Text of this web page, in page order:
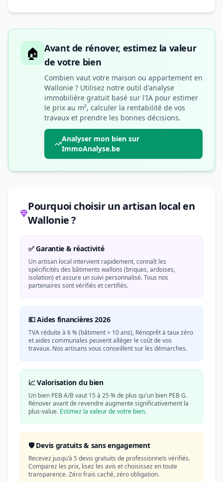
🏠 Avant de rénover, estimez la valeur
de votre bien
Combien vaut votre maison ou appartement en
Wallonie ? Utilisez notre outil d'analyse
immobilière gratuit basé sur l'IA pour estimer
le prix au m², calculer la rentabilité de vos
travaux et prendre les bonnes décisions.
Analyser mon bien sur
ImmoAnalyse.be
Pourquoi choisir un artisan local en
Wallonie ?
✅ Garantie & réactivité
Un artisan local intervient rapidement, connaît les
spécificités des bâtiments wallons (briques, ardoises,
isolation) et assure un suivi personnalisé. Tous nos
partenaires sont vérifiés et certifiés.
💶 Aides financières 2026
TVA réduite à 6 % (bâtiment > 10 ans), Rénoprêt à taux zéro
et aides communales peuvent alléger le coût de vos
travaux. Nos artisans vous conseillent sur les démarches.
📈 Valorisation du bien
Un bien PEB A/B vaut 15 à 25 % de plus qu'un bien PEB G.
Rénover avant de revendre augmente significativement la
plus-value. Estimez la valeur de votre bien.
🛡️ Devis gratuits & sans engagement
Recevez jusqu'à 5 devis gratuits de professionnels vérifiés.
Comparez les prix, lisez les avis et choisissez en toute
transparence. Zéro frais caché, zéro obligation.